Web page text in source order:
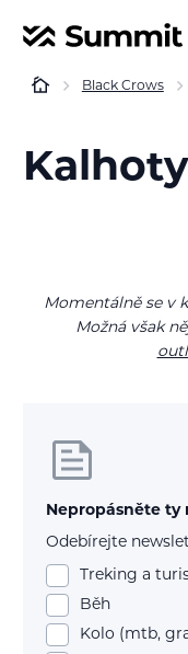
Black Crows
Momentálně se v
Možná však
Nepropásněte ty
Odebírejte
Treking a
Běh
Kolo (mtb,